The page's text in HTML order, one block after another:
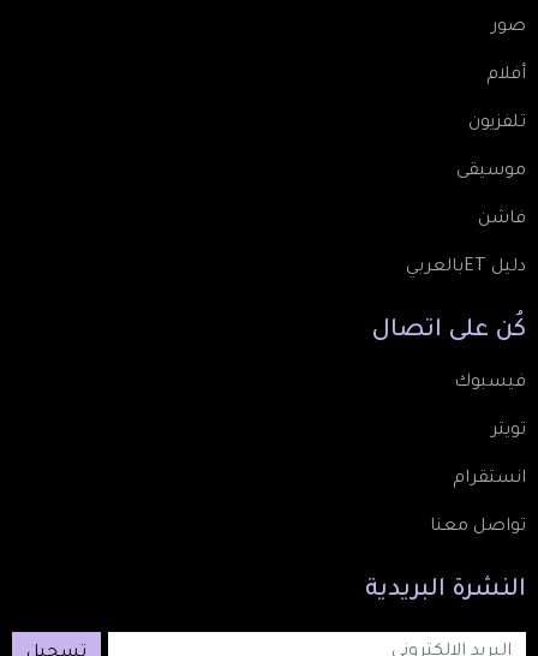
صور
أفلام
تلفزيون
موسيقى
فاشن
دليل ETبالعربي
كُن على اتصال
فيسبوك
تويتر
انستقرام
تواصل معنا
النشرة البريدية